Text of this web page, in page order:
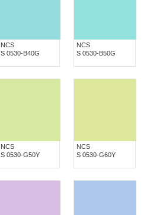
NCS
S 0530-B40G
NCS
S 0530-B50G
NCS
S 0530-G50Y
NCS
S 0530-G60Y